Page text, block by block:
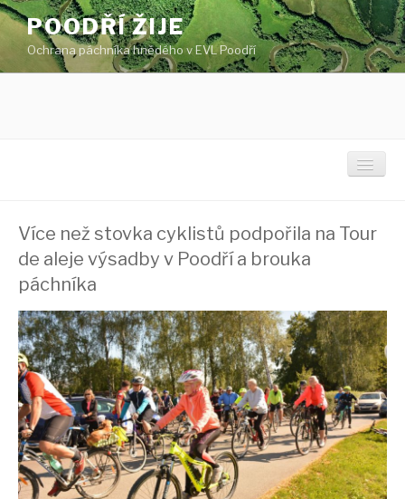
Přejít
obsahu
webu
POODŘÍ ŽIJE
Ochrana páchníka hnědého v EVL Poodří
Titulní stránka
Novinky
Ochrana páchníka
Projektové území
Kdo je páchník hnědý?
O projektu
Akce pro veřejnost
Fotogalerie
Více než stovka cyklistů podpořila na Tour
de aleje výsadby v Poodří a brouka
páchníka